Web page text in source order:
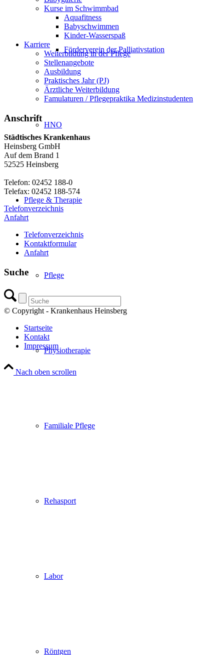
Förderverein der Palliativstation
HNO
Pflege & Therapie
Pflege
Physiotherapie
Familiale Pflege
Rehasport
Labor
Röntgen
Kurse im Schwimmbad
Aquafitness
Babyschwimmen
Kinder-Wasserspaß
Karriere
Weiterbildung in der Pflege
Stellenangebote
Ausbildung
Praktisches Jahr (PJ)
Ärztliche Weiterbildung
Famulaturen / Pflegepraktika Medizinstudenten
Anschrift
Städtisches Krankenhaus
Heinsberg GmbH
Auf dem Brand 1
52525 Heinsberg
Telefon: 02452 188-0
Telefax: 02452 188-574
Telefonverzeichnis
Anfahrt
Telefonverzeichnis
Kontaktformular
Anfahrt
Suche
© Copyright - Krankenhaus Heinsberg
Startseite
Kontakt
Impressum
Nach oben scrollen